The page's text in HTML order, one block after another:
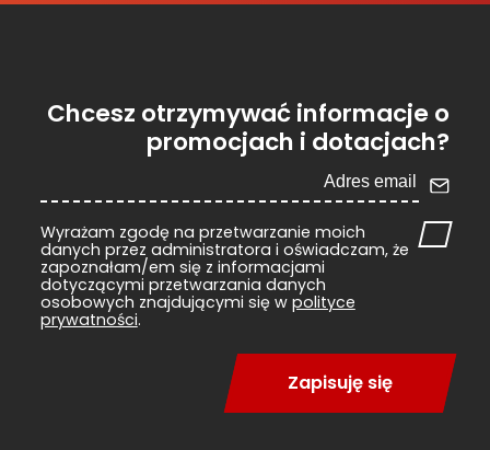
Chcesz otrzymywać informacje o
promocjach i dotacjach?
Wyrażam zgodę na przetwarzanie moich
danych przez administratora i oświadczam, że
zapoznałam/em się z informacjami
dotyczącymi przetwarzania danych
osobowych znajdującymi się w polityce
prywatności.
Zapisuję się